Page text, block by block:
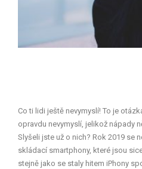
Co ti lidi ještě nevymyslí! To je
opravdu nevymyslí, jelikož nápady
Slyšeli jste už o nich? Rok 2019 se
skládací smartphony, které jsou
stejně jako se staly hitem iPhony